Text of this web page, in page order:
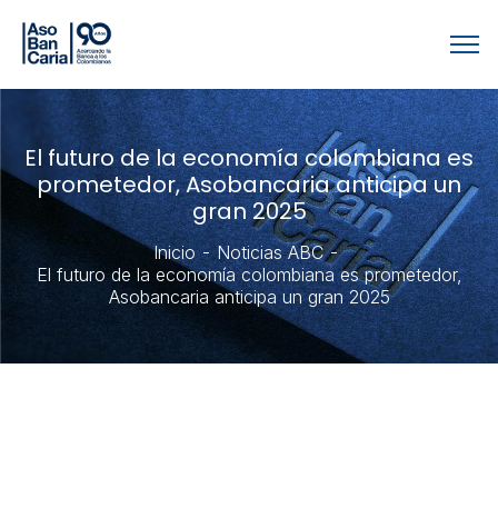
El futuro de la economía colombiana es
prometedor, Asobancaria anticipa un
gran 2025
Inicio
Noticias ABC
El futuro de la economía colombiana es prometedor,
Asobancaria anticipa un gran 2025